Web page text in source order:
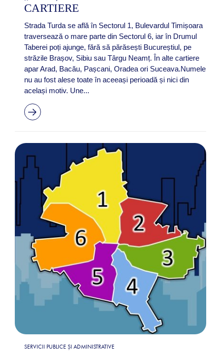
CARTIERE
Strada Turda se află în Sectorul 1, Bulevardul Timișoara
traversează o mare parte din Sectorul 6, iar în Drumul
Taberei poți ajunge, fără să părăsești Bucureștiul, pe
străzile Brașov, Sibiu sau Târgu Neamț. În alte cartiere
apar Arad, Bacău, Pașcani, Oradea ori Suceava.Numele
nu au fost alese toate în aceeași perioadă și nici din
același motiv. Une...
SERVICII PUBLICE ȘI ADMINISTRATIVE